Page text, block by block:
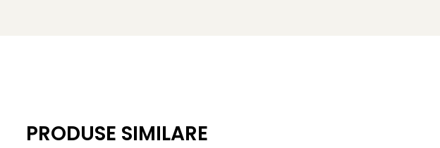
PRODUSE SIMILARE